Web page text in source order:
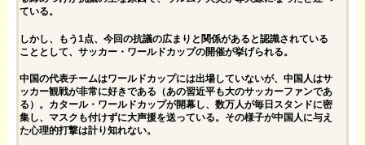
ている。
しかし、もう1点、今回の抗議の広まりと関係があると認識されている
こととして、サッカー・ワールドカップの開催が挙げられる。
中国の代表チームはワールドカップには出場していないが、中国人はサ
ッカー観戦が非常に好きである（あの習近平も大のサッカーファンであ
る）。カタール・ワールドカップが開幕し、数万人が毎日スタンドに密
集し、マスクも付けずに大声援を送っている。その様子が中国人に与え
た心理的打撃は計り知れない。